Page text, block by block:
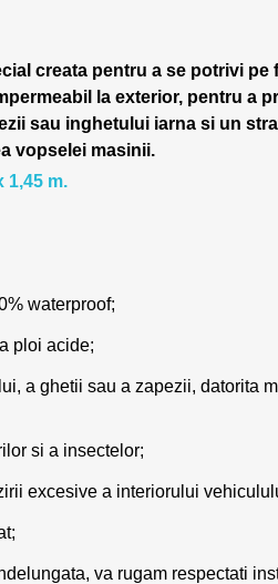
creata pentru a se potrivi pe
la exterior, pentru a
sau inghetului iarna si un
vopselei masinii.
1,45 m.
waterproof;
ploi acide;
a ghetii sau a zapezii, datorita
si a insectelor;
excesive a interiorului
va rugam respectati